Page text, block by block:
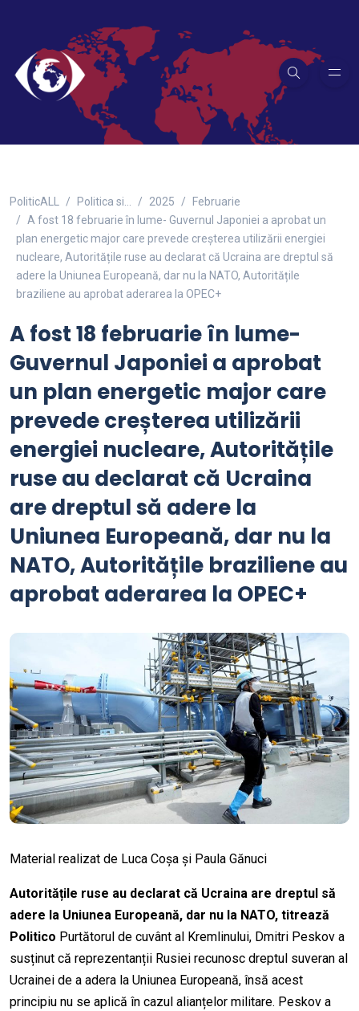
PoliticALL Politica si… 2025
Februarie
A fost 18 februarie în lume- Guvernul Japoniei a aprobat un
plan energetic major care prevede creșterea utilizării energiei
nucleare, Autoritățile ruse au declarat că Ucraina are dreptul să
adere la Uniunea Europeană, dar nu la NATO, Autoritățile
braziliene au aprobat aderarea la OPEC+
A fost 18 februarie în lume-
Guvernul Japoniei a aprobat
un plan energetic major care
prevede creșterea utilizării
energiei nucleare, Autoritățile
ruse au declarat că Ucraina
are dreptul să adere la
Uniunea Europeană, dar nu la
NATO, Autoritățile braziliene au
aprobat aderarea la OPEC+
Material realizat de Luca Coșa și Paula Gănuci
Autoritățile ruse au declarat că Ucraina are dreptul să
adere la Uniunea Europeană, dar nu la NATO, titrează
Politico Purtătorul de cuvânt al Kremlinului, Dmitri Peskov a
susținut că reprezentanții Rusiei recunosc dreptul suveran al
Ucrainei de a adera la Uniunea Europeană, însă acest
principiu nu se aplică în cazul alianțelor militare. Peskov a